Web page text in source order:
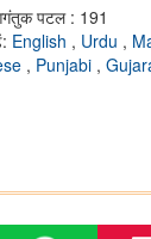
पटल : 191
English , Urdu ,
, Punjabi ,